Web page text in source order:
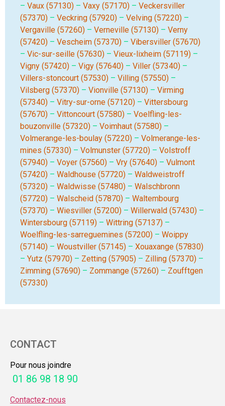
– Vaux (57130) – Vaxy (57170) – Veckersviller
(57370) – Veckring (57920) – Velving (57220) –
Vergaville (57260) – Verneville (57130) – Verny
(57420) – Vescheim (57370) – Vibersviller (57670)
– Vic-sur-seille (57630) – Vieux-lixheim (57119) –
Vigny (57420) – Vigy (57640) – Viller (57340) –
Villers-stoncourt (57530) – Villing (57550) –
Vilsberg (57370) – Vionville (57130) – Virming
(57340) – Vitry-sur-orne (57120) – Vittersbourg
(57670) – Vittoncourt (57580) – Voelfling-les-
bouzonville (57320) – Voimhaut (57580) –
Volmerange-les-boulay (57220) – Volmerange-les-
mines (57330) – Volmunster (57720) – Volstroff
(57940) – Voyer (57560) – Vry (57640) – Vulmont
(57420) – Waldhouse (57720) – Waldweistroff
(57320) – Waldwisse (57480) – Walschbronn
(57720) – Walscheid (57870) – Waltembourg
(57370) – Wiesviller (57200) – Willerwald (57430) –
Wintersbourg (57119) – Wittring (57137) –
Woelfling-les-sarreguemines (57200) – Woippy
(57140) – Woustviller (57145) – Xouaxange (57830)
– Yutz (57970) – Zetting (57905) – Zilling (57370) –
Zimming (57690) – Zommange (57260) – Zoufftgen
(57330)
CONTACT
Pour nous joindre
01 86 98 18 90
Contactez-nous